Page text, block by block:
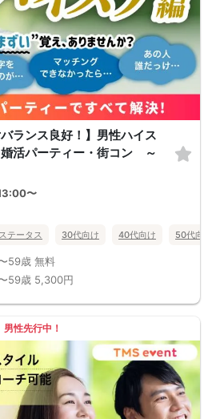
ランス良好！】男性ハイス
活パーティー・街コン ～
〜
テータス 30代向け 40代向け 50代向け
59歳 無料
59歳 5,300円
男性先行中！